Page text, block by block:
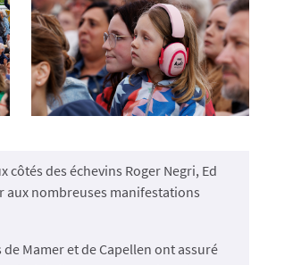
côtés des échevins Roger Negri, Ed
aux nombreuses manifestations
Mamer et de Capellen ont assuré